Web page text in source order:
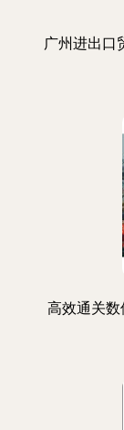
广州进出口
高效通关